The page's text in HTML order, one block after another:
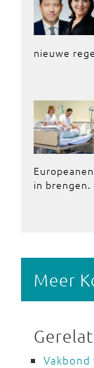
nieuwe
in brengen.
Meer